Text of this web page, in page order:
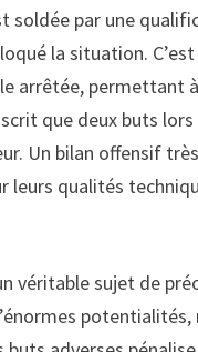
soldée par une
la situation.
arrêtée, permettant
que deux buts
Un bilan offensif
qualités
véritable sujet de
potentialités,